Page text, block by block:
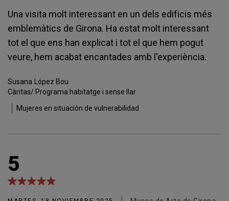
Una visita molt interessant en un dels edificis més
emblemàtics de Girona. Ha estat molt interessant
tot el que ens han explicat i tot el que hem pogut
veure, hem acabat encantades amb l'experiència.
Susana
López Bou
Càritas/ Programa habitatge i sense llar
Mujeres en situación de vulnerabilidad
5